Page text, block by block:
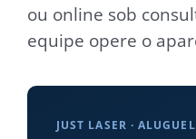
ou online sob
equipe opere o
JUST LASER ·